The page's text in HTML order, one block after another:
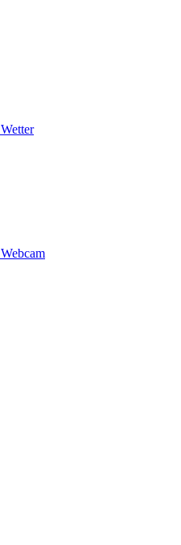
Wetter
Webcam